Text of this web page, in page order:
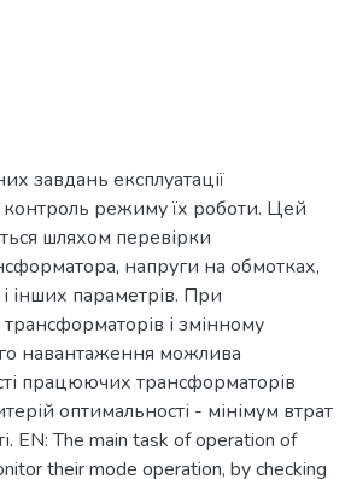
завдань експлуатації
режиму їх роботи. Цей
шляхом перевірки
напруги на обмотках,
інших параметрів. При
трансформаторів і змінному
навантаження можлива
працюючих трансформаторів
оптимальності - мінімум втрат
EN: The main task of operation of
their mode operation, by checking